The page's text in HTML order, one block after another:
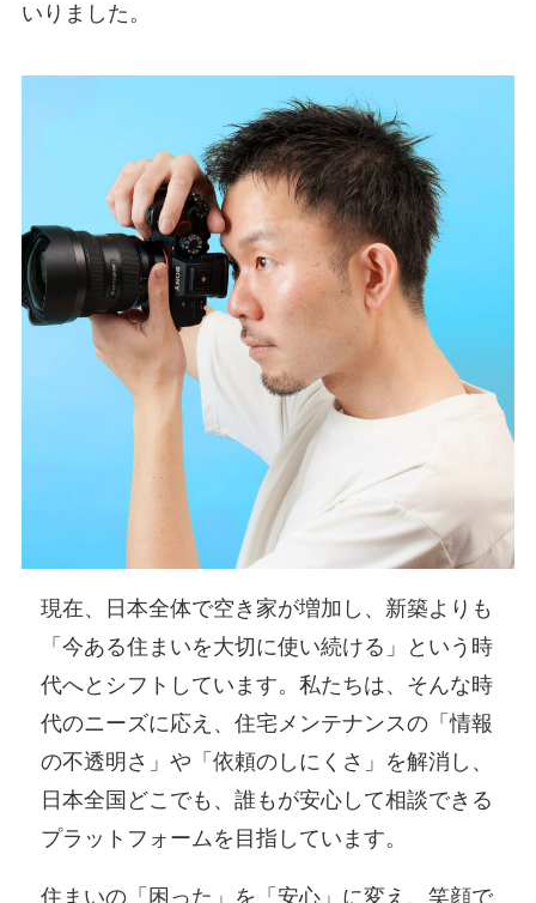
いりました。
現在、日本全体で空き家が増加し、新築よりも
「今ある住まいを大切に使い続ける」という時
代へとシフトしています。私たちは、そんな時
代のニーズに応え、住宅メンテナンスの「情報
の不透明さ」や「依頼のしにくさ」を解消し、
日本全国どこでも、誰もが安心して相談できる
プラットフォームを目指しています。
住まいの「困った」を「安心」に変え、笑顔で